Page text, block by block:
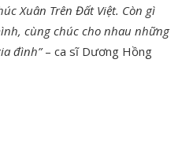
Xuân Trên Đất Việt. Còn gì
cùng chúc cho nhau những
đình”– ca sĩ Dương Hồng